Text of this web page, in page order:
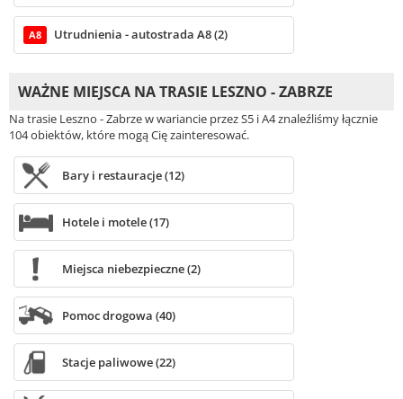
A8 Utrudnienia - autostrada A8 (2)
WAŻNE MIEJSCA NA TRASIE LESZNO - ZABRZE
Na trasie Leszno - Zabrze w wariancie przez S5 i A4 znaleźliśmy łącznie
104 obiektów, które mogą Cię zainteresować.
Bary i restauracje (12)
Hotele i motele (17)
Miejsca niebezpieczne (2)
Pomoc drogowa (40)
Stacje paliwowe (22)